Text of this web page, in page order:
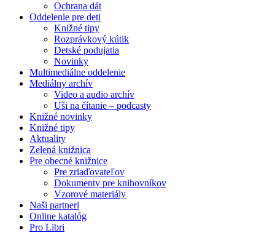
Ochrana dát
Oddelenie pre deti
Knižné tipy
Rozprávkový kútik
Detské podujatia
Novinky
Multimediálne oddelenie
Mediálny archív
Video a audio archív
Uši na čítanie – podcasty
Knižné novinky
Knižné tipy
Aktuality
Zelená knižnica
Pre obecné knižnice
Pre zriaďovateľov
Dokumenty pre knihovníkov
Vzorové materiály
Naši partneri
Online katalóg
Pro Libri